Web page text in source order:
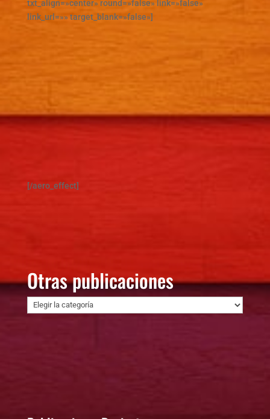
txt_align=»center» round=»false» link=»false»
link_url=»» target_blank=»false»]
[/aero_effect]
Otras publicaciones
Otras
publicaciones